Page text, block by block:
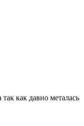
как давно металась